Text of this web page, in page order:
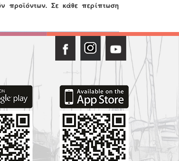
προϊόντων. Σε κάθε περίπτωση